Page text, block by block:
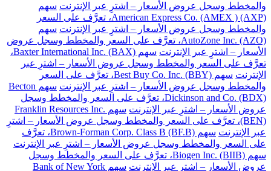
والمخطط وسجل عروض الأسعار – اشترِ عبر الإنترنت سهم
American Express Co. (AMEX ) (AXP)، تعرَّف على السعر
والمخطط وسجل عروض الأسعار – اشترِ عبر الإنترنت سهم
AutoZone Inc. (AZO)، تعرَّف على السعر والمخطط وسجل عروض
الأسعار – اشترِ عبر الإنترنت
سهم Baxter International Inc. (BAX)،
تعرَّف على السعر والمخطط وسجل عروض الأسعار – اشترِ عبر
الإنترنت
سهم Best Buy Co. Inc. (BBY)، تعرَّف على السعر
والمخطط وسجل عروض الأسعار – اشترِ عبر الإنترنت
سهم Becton
Dickinson and Co. (BDX)، تعرَّف على السعر والمخطط وسجل
عروض الأسعار – اشترِ عبر الإنترنت
سهم Franklin Resources Inc.
(BEN)، تعرَّف على السعر والمخطط وسجل عروض الأسعار – اشترِ
عبر الإنترنت
سهم Brown-Forman Corp. Class B (BF.B)، تعرَّف
على السعر والمخطط وسجل عروض الأسعار – اشترِ عبر الإنترنت
سهم Biogen Inc. (BIIB)، تعرَّف على السعر والمخطط وسجل
عروض الأسعار – اشترِ عبر الإنترنت
سهم Bank of New York